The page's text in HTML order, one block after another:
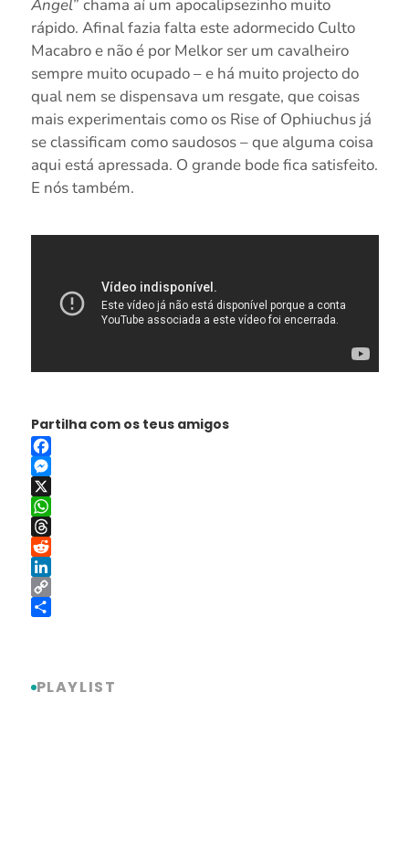
Angel” chama aí um apocalipsezinho muito
rápido. Afinal fazia falta este adormecido Culto
Macabro e não é por Melkor ser um cavalheiro
sempre muito ocupado – e há muito projecto do
qual nem se dispensava um resgate, que coisas
mais experimentais como os Rise of Ophiuchus já
se classificam como saudosos – que alguma coisa
aqui está apressada. O grande bode fica satisfeito.
E nós também.
Partilha com os teus amigos
Facebook
Messenger
X
WhatsApp
Threads
Reddit
LinkedIn
Copy
PLAYLIST